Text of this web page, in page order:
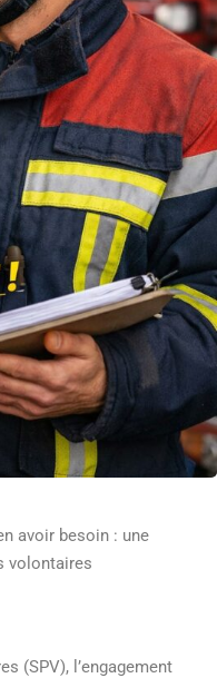
avoir besoin : une
volontaires
(SPV), l’engagement